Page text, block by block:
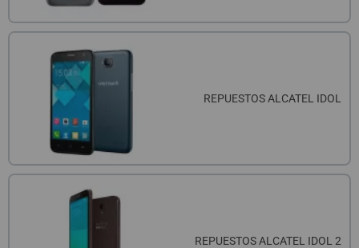
REPUESTOS ALCATEL IDOL
REPUESTOS ALCATEL IDOL 2